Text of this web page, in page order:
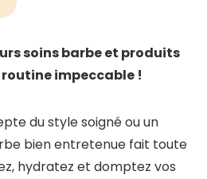
soins barbe et produits
impeccable !
du style soigné ou un
bien entretenue fait toute
hydratez et domptez vos